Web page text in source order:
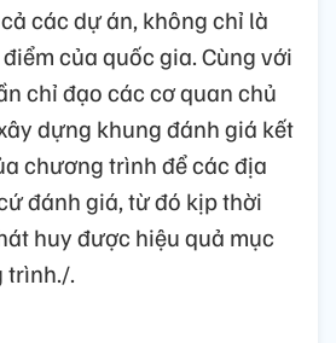
các dự án, không chỉ là
của quốc gia. Cùng với
chỉ đạo các cơ quan chủ
dựng khung đánh giá kết
chương trình để các địa
đánh giá, từ đó kịp thời
huy được hiệu quả mục
trình./.